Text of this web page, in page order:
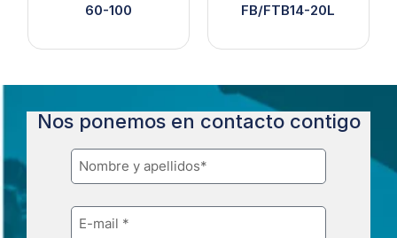
60-100
FB/FTB14-20L
Nos ponemos en contacto contigo